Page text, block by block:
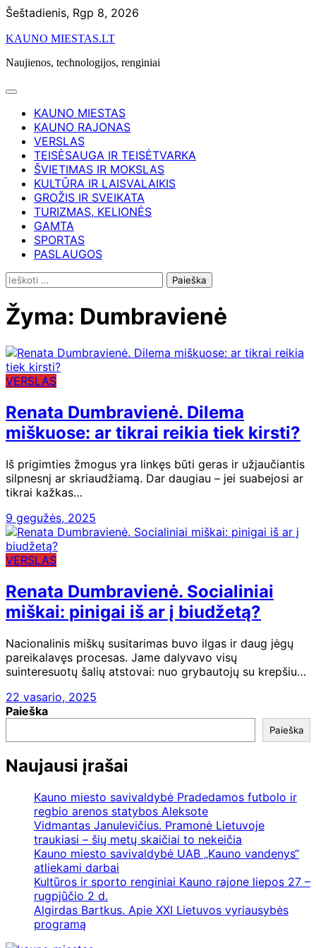
Skip
content
Šeštadienis, Rgp 8, 2026
KAUNO MIESTAS.LT
Naujienos, technologijos, renginiai
KAUNO MIESTAS
KAUNO RAJONAS
VERSLAS
TEISĖSAUGA IR TEISĖTVARKA
ŠVIETIMAS IR MOKSLAS
KULTŪRA IR LAISVALAIKIS
GROŽIS IR SVEIKATA
TURIZMAS, KELIONĖS
GAMTA
SPORTAS
PASLAUGOS
Ieškoti:
Žyma: Dumbravienė
VERSLAS
Renata Dumbravienė. Dilema
miškuose: ar tikrai reikia tiek kirsti?
Iš prigimties žmogus yra linkęs būti geras ir užjaučiantis
silpnesnį ar skriaudžiamą. Dar daugiau – jei suabejosi ar
tikrai kažkas…
9 gegužės, 2025
VERSLAS
Renata Dumbravienė. Socialiniai
miškai: pinigai iš ar į biudžetą?
Nacionalinis miškų susitarimas buvo ilgas ir daug jėgų
pareikalavęs procesas. Jame dalyvavo visų
suinteresuotų šalių atstovai: nuo grybautojų su krepšiu…
22 vasario, 2025
Paieška
Paieška
Naujausi įrašai
Kauno miesto savivaldybė Pradedamos futbolo ir
regbio arenos statybos Aleksote
Vidmantas Janulevičius. Pramonė Lietuvoje
traukiasi – šių metų skaičiai to nekeičia
Kauno miesto savivaldybė UAB „Kauno vandenys“
atliekami darbai
Kultūros ir sporto renginiai Kauno rajone liepos 27 –
rugpjūčio 2 d.
Algirdas Bartkus. Apie XXI Lietuvos vyriausybės
programą